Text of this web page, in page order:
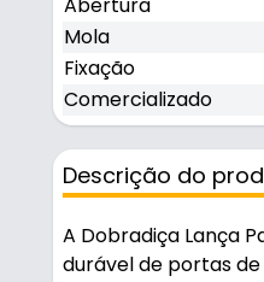
Mola
Fixação
Comercializado
Descrição do
A Dobradiça Lança
durável de portas de